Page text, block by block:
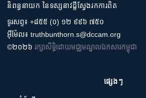
និពន្ធនាយក នៃទស្សនាវដ្តីស្វែងរកការពិត
ទូរសព្ទ៖ +៨៥៥ (០) ១២ ៩៩៦ ៧៥០
អ៊ីម៉ែល៖ truthbunthorn.s@dccam.org
©២០២៦ រក្សាសិទ្ធិដោយមជ្ឈមណ្ឌលឯកសារកម្ពុជា
ផ្សេងៗ